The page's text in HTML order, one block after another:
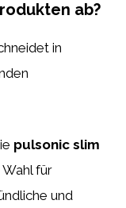
ab?
in
pulsonic slim
für
und